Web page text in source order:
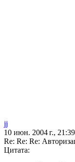
jj
10 июн. 2004 г.,
Re: Re: Re:
Цитата: